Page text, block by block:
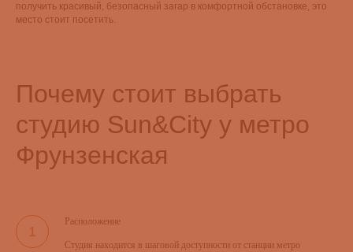
получить красивый, безопасный загар в комфортной обстановке, это
место стоит посетить.
Почему стоит выбрать
студию Sun&City у метро
Фрунзенская
Расположение
Студия находится в шаговой доступности от станции метро